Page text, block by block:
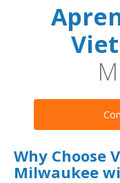
Why Choose
Milwaukee